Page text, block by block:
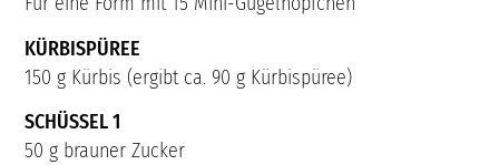
KÜRBISPÜREE
150 g Kürbis (ergibt ca. 90 g Kürbispüree)
SCHÜSSEL 1
50 g brauner Zucker